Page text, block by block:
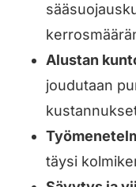
Alustan
joudutaan
täysi